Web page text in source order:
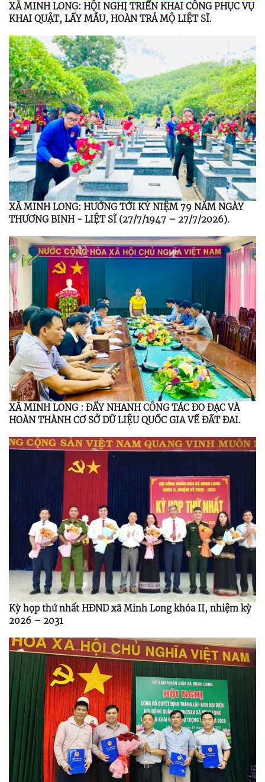
XÃ MINH LONG: HỘI NGHỊ TRIỂN KHAI CÔNG PHỤC VỤ
KHAI QUẬT, LẤY MẪU, HOÀN TRẢ MỘ LIỆT SĨ.
XÃ MINH LONG: HƯỚNG TỚI KỶ NIỆM 79 NĂM NGÀY
THƯƠNG BINH - LIỆT SĨ (27/7/1947 – 27/7/2026).
XÃ MINH LONG : ĐẨY NHANH CÔNG TÁC ĐO ĐẠC VÀ
HOÀN THÀNH CƠ SỞ DỮ LIỆU QUỐC GIA VỀ ĐẤT ĐAI.
Kỳ họp thứ nhất HĐND xã Minh Long khóa II, nhiệm kỳ
2026 – 2031